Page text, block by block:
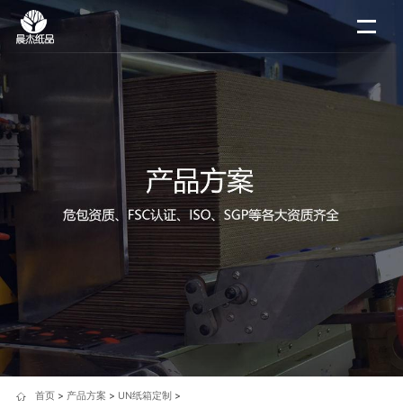
首页 > 产品方案 > UN纸箱定制 >